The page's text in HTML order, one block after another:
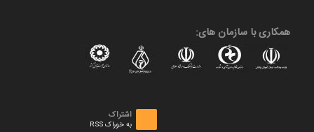
همکاری با سازمان های:
اشتراک
به خوراک RSS